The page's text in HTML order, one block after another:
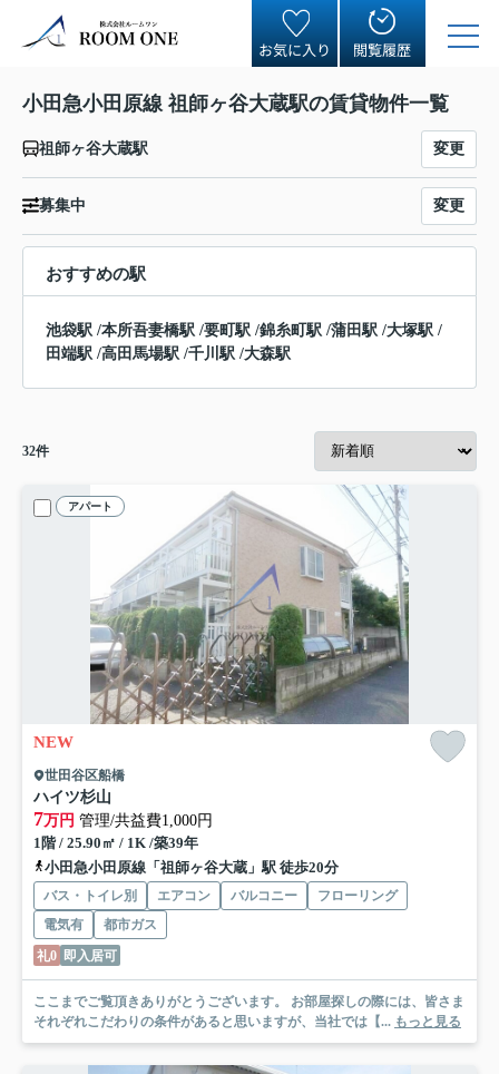
お気に入り 閲覧履歴
小田急小田原線 祖師ヶ谷大蔵駅の賃貸物件一覧
祖師ヶ谷大蔵駅 変更
募集中 変更
おすすめの駅
池袋駅 /本所吾妻橋駅 /要町駅 /錦糸町駅 /蒲田駅 /大塚駅 /
田端駅 /高田馬場駅 /千川駅 /大森駅
32件
アパート
NEW
世田谷区船橋
ハイツ杉山
7万円 管理/共益費1,000円
1階 / 25.90㎡ / 1K /築39年
小田急小田原線「祖師ヶ谷大蔵」駅 徒歩20分
バス・トイレ別 エアコン バルコニー
フローリング
電気有
都市ガス
礼0 即入居可
ここまでご覧頂きありがとうございます。 お部屋探しの際には、皆さま
それぞれこだわりの条件があると思いますが、当社では【... もっと見る